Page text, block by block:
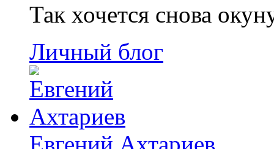
Так хочется снова
Личный блог
Евгений Ахтариев